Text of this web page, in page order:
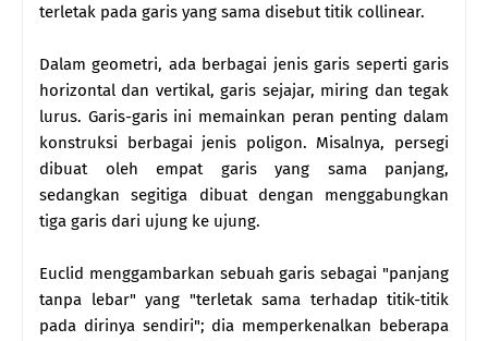
terletak pada garis yang sama disebut titik collinear.
Dalam geometri, ada berbagai jenis garis seperti garis
horizontal dan vertikal, garis sejajar, miring dan tegak
lurus. Garis-garis ini memainkan peran penting dalam
konstruksi berbagai jenis poligon. Misalnya, persegi
dibuat oleh empat garis yang sama panjang,
sedangkan segitiga dibuat dengan menggabungkan
tiga garis dari ujung ke ujung.
Euclid menggambarkan sebuah garis sebagai "panjang
tanpa lebar" yang "terletak sama terhadap titik-titik
pada dirinya sendiri"; dia memperkenalkan beberapa